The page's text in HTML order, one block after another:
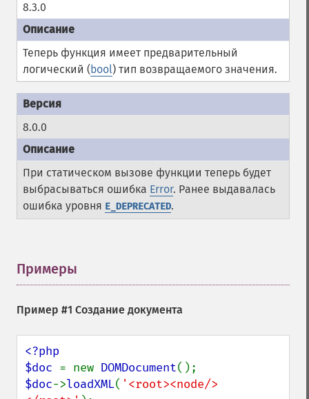
8.3.0
Теперь функция имеет предварительный
логический (bool) тип возвращаемого значения.
8.0.0
При статическом вызове функции теперь будет
выбрасываться ошибка Error. Ранее выдавалась
ошибка уровня E_DEPRECATED.
Примеры
Пример #1 Создание документа
<?php
$doc = new DOMDocument
$doc->loadXML( '<root><node/>